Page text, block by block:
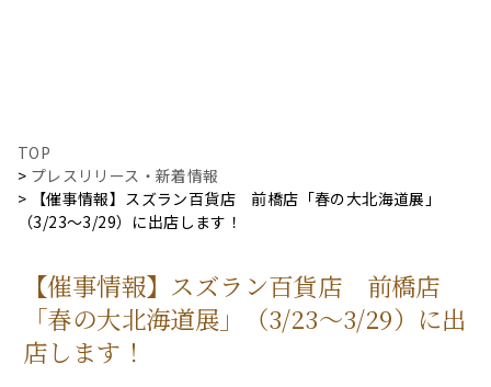
TOP
プレスリリース・新着情報
【催事情報】スズラン百貨店 前橋店「春の大北海道展」
（3/23〜3/29）に出店します！
【催事情報】スズラン百貨店 前橋店
「春の大北海道展」（3/23〜3/29）に出
店します！